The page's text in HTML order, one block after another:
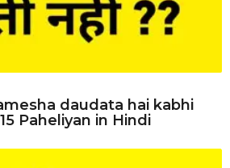
daudata hai kabhi
Paheliyan in Hindi